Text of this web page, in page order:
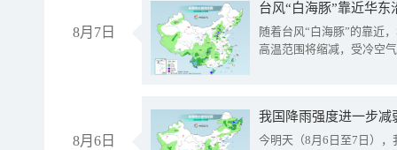
8月7日
台风“白海豚”靠近华
随着台风“白海豚”的靠近
高温范围将缩减，受冷空
8月6日
今明天（8月6日至7日）